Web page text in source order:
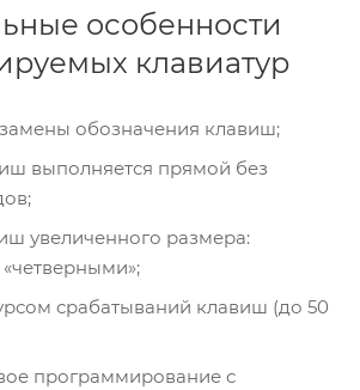
особенности
клавиатур
обозначения клавиш;
выполняется прямой без
увеличенного размера:
срабатываний клавиш (до 50
программирование с